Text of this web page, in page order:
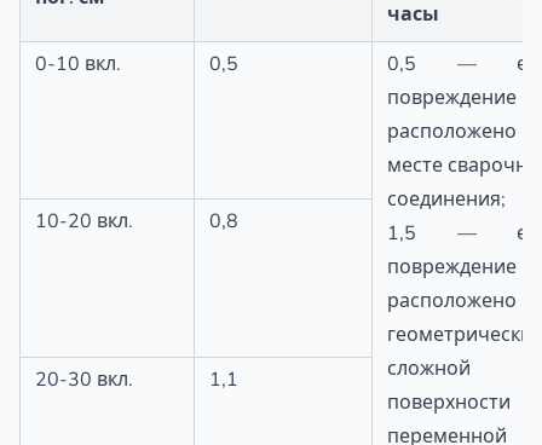
часы
0-10 вкл.
0,5
0,5 —
повреждение
месте
соединения;
1,5 —
повреждение
расположено
геометрически
сложной
поверхности
переменной
10-20 вкл. 0,8
20-30 вкл. 1,1